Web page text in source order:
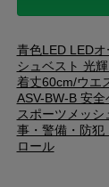
青色LED LED
シュベスト 光
着丈60cm/ウエ
ASV-BW-B 安
スポーツメッシ
事・警備・防犯
ロール